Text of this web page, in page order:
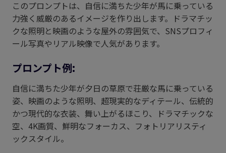
このプロンプトは、自信に満ちた少年が馬に乗っている
力強く威厳のあるイメージを作り出します。ドラマチッ
クな照明と映画のような屋外の雰囲気で、SNSプロフィ
ール写真やリアル映像で人気があります。
プロンプト例:
自信に満ちた少年が夕日の草原で荘厳な馬に乗っている
姿、映画のような照明、超現実的なディテール、伝統的
かつ現代的な衣装、舞い上がるほこり、ドラマチックな
空、4K画質、鮮明なフォーカス、フォトリアリスティ
ックスタイル。